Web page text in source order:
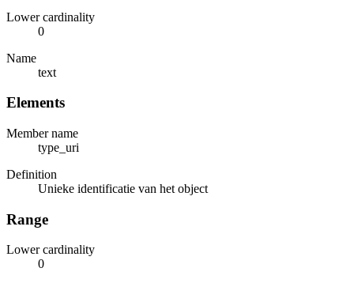
Lower cardinality
0
Name
text
Elements
Member name
type_uri
Definition
Unieke identificatie van het object
Range
Lower cardinality
0